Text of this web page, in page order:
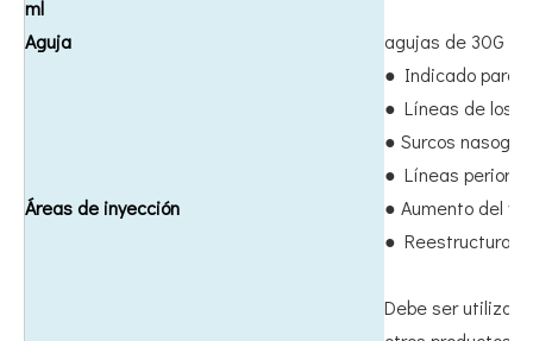
ml
Aguja
agujas de 30G
Áreas de inyección
● Indicado para
● Líneas de los
● Surcos
● Líneas
● Aumento del
●
Debe ser